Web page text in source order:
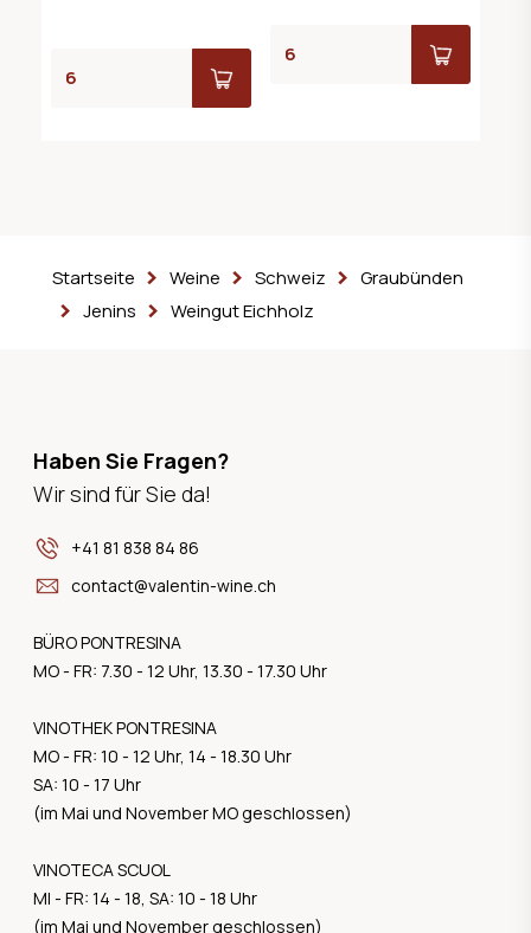
Startseite Weine Schweiz
Graubünden
Jenins
Weingut Eichholz
Haben Sie Fragen?
Wir sind für Sie da!
+41 81 838 84 86
contact@valentin-wine.ch
BÜRO PONTRESINA
MO - FR: 7.30 - 12 Uhr, 13.30 - 17.30 Uhr
VINOTHEK PONTRESINA
MO - FR: 10 - 12 Uhr, 14 - 18.30 Uhr
SA: 10 - 17 Uhr
(im Mai und November MO geschlossen)
VINOTECA SCUOL
MI - FR: 14 - 18, SA: 10 - 18 Uhr
(im Mai und November geschlossen)